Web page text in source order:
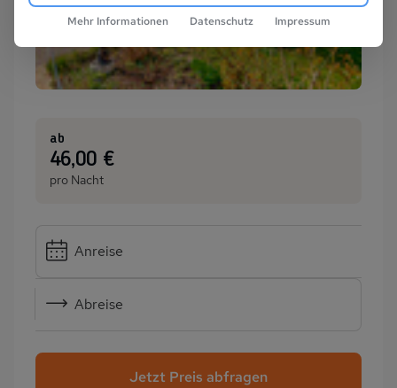
ab
:46,00 €
pro Nacht
Anreise
Abreise
Jetzt Preis abfragen
Mehr Informationen Datenschutz Impressum